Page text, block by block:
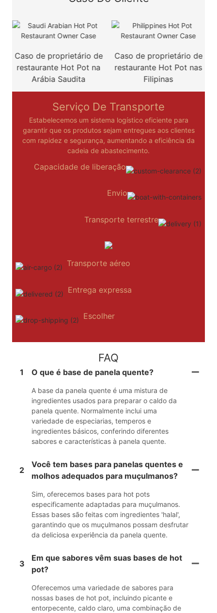
Caso de proprietário de
restaurante Hot Pot na
Arábia Saudita
Caso de proprietário de
restaurante Hot Pot nas
Filipinas
Serviço De Transporte
Estabelecemos um sistema logístico eficiente para
garantir que os produtos sejam entregues aos clientes
com rapidez e segurança, aumentando a eficiência da
cadeia de abastecimento.
Capacidade de liberação
Envio
Transporte terrestre
Transporte aéreo
Entrega expressa
Escolher
FAQ
1 O que é base de panela quente?
A base da panela quente é uma mistura de
ingredientes usados ​​para preparar o caldo da
panela quente. Normalmente inclui uma
variedade de especiarias, temperos e
ingredientes básicos, conferindo diferentes
sabores e características à panela quente.
2
Você tem bases para panelas quentes e
molhos adequados para muçulmanos?
Sim, oferecemos bases para hot pots
especificamente adaptadas para muçulmanos.
Essas bases são feitas com ingredientes 'halal',
garantindo que os muçulmanos possam desfrutar
da deliciosa experiência da panela quente.
3
Em que sabores vêm suas bases de hot
pot?
Oferecemos uma variedade de sabores para
nossas bases de hot pot, incluindo picante e
entorpecente, caldo claro, uma combinação de